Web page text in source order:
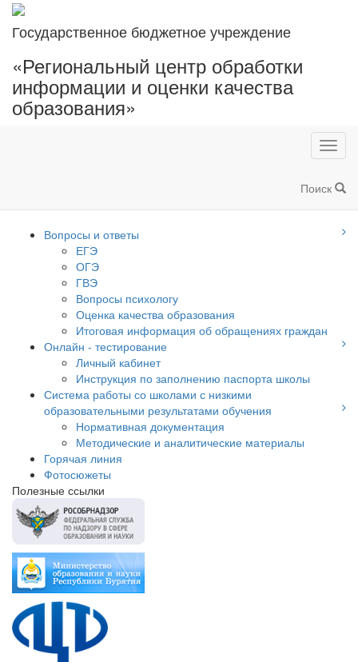
Государственное бюджетное учреждение
«Региональный центр обработки
информации и оценки качества
образования»
Поиск
Вопросы и ответы
ЕГЭ
ОГЭ
ГВЭ
Вопросы психологу
Оценка качества образования
Итоговая информация об обращениях граждан
Онлайн - тестирование
Личный кабинет
Инструкция по заполнению паспорта школы
Система работы со школами с низкими
образовательными результатами обучения
Нормативная документация
Методические и аналитические материалы
Горячая линия
Фотосюжеты
Полезные ссылки